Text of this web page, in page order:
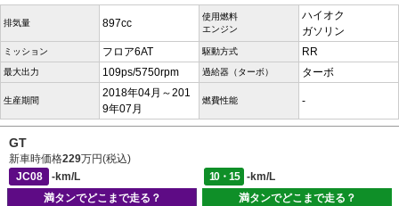
排気量 897cc
使用燃料
エンジン
ハイオク
ガソリン
ミッション フロア6AT 駆動方式 RR
最大出力 109ps/5750rpm 過給器（ターボ） ターボ
生産期間
2018年04月～201
9年07月
燃費性能 -
GT
新車時価格229万円(税込)
JC08
-km/L 10・15
-km/L
満タンでどこまで走る？
満タンでどこまで走る？